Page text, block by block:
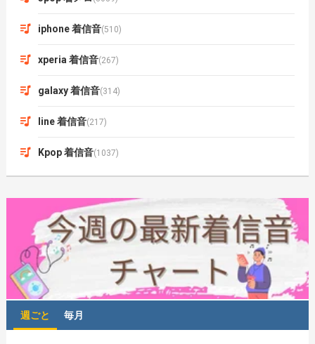
iphone 着信音(510)
xperia 着信音(267)
galaxy 着信音(314)
line 着信音(217)
Kpop 着信音(1037)
週ごと 毎月